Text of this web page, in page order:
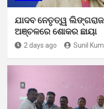
ଯାଦବ ନେତୃତ୍ୱ
ଅଞ୍ଚଳରେ ଶୋକର ଛାୟା
2 days ago Sunil